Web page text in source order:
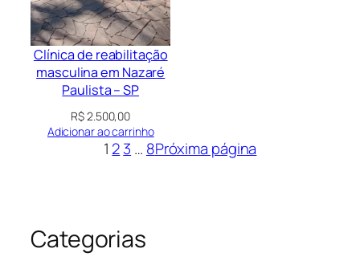
Clínica de reabilitação
masculina em Nazaré
Paulista – SP
R$2.500,00
Adicionar ao carrinho
1 23 … 8Próxima página
Categorias